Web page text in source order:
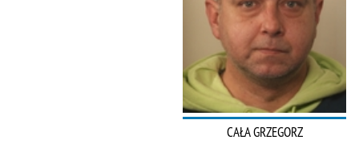
CAŁA GRZEGORZ